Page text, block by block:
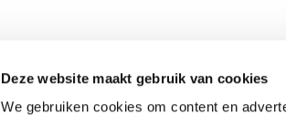
Deze website maakt gebruik van cookies
We gebruiken cookies om content en